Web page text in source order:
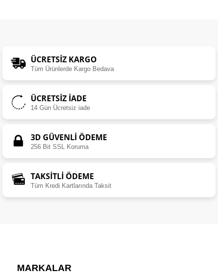
ÜCRETSIZ KARGO
Tüm Ürünlerde Kargo Bedava
ÜCRETSIZ İADE
14 Gün Ücretsiz iade
3D GÜVENLİ ÖDEME
256 Bit SSL Koruma
TAKSİTLİ ÖDEME
Tüm Kredi Kartlarında Taksit
MARKALAR